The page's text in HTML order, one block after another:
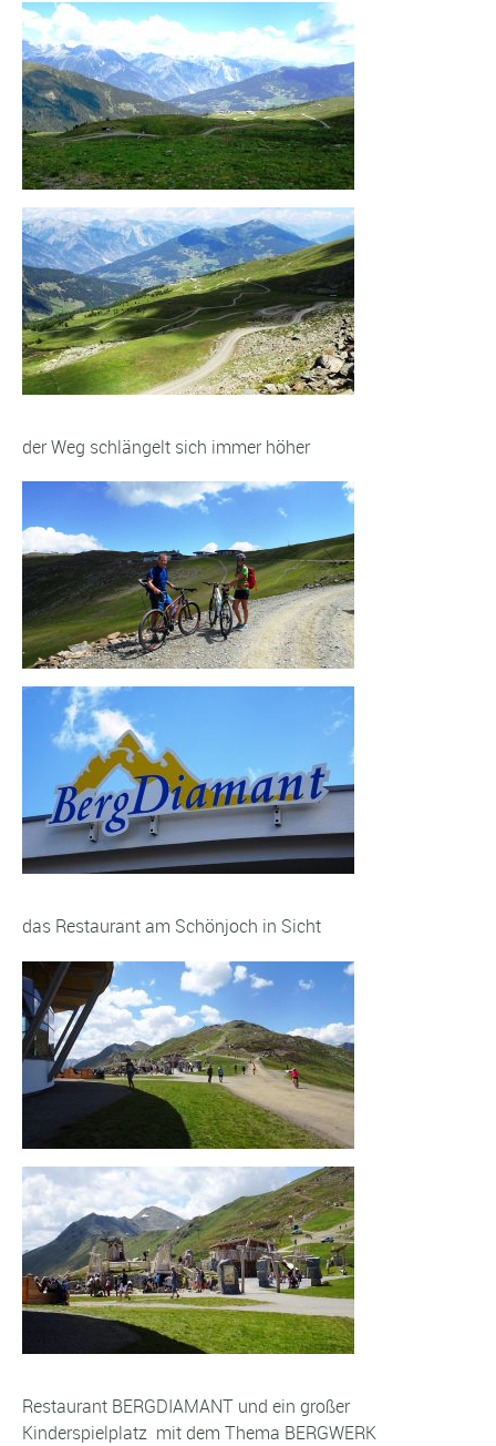
der Weg schlängelt sich immer höher
das Restaurant am Schönjoch in Sicht
Restaurant BERGDIAMANT und ein großer
Kinderspielplatz mit dem Thema BERGWERK